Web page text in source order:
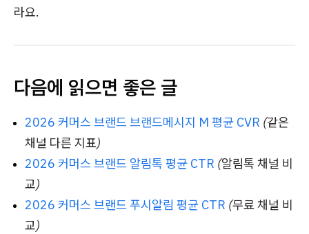
라요.
다음에 읽으면 좋은 글
2026 커머스 브랜드 브랜드메시지 M 평균 CVR (같은
채널 다른 지표)
2026 커머스 브랜드 알림톡 평균 CTR (알림톡 채널 비
교)
2026 커머스 브랜드 푸시알림 평균 CTR (무료 채널 비
교)